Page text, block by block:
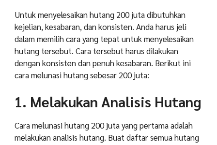
Untuk menyelesaikan hutang 200 juta dibutuhkan
kejelian, kesabaran, dan konsisten. Anda harus jeli
dalam memilih cara yang tepat untuk menyelesaikan
hutang tersebut. Cara tersebut harus dilakukan
dengan konsisten dan penuh kesabaran. Berikut ini
cara melunasi hutang sebesar 200 juta:
1. Melakukan Analisis Hutang
Cara melunasi hutang 200 juta yang pertama adalah
melakukan analisis hutang. Buat daftar semua hutang